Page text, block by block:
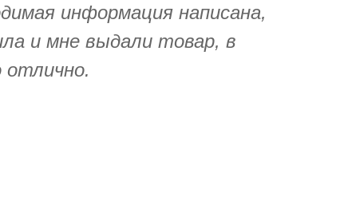
информация написана,
и мне выдали товар, в